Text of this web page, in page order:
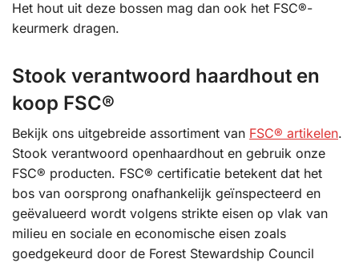
Het hout uit deze bossen mag dan ook het FSC®-
keurmerk dragen.
Stook verantwoord haardhout en
koop FSC®
Bekijk ons uitgebreide assortiment van FSC® artikelen.
Stook verantwoord openhaardhout en gebruik onze
FSC® producten. FSC® certificatie betekent dat het
bos van oorsprong onafhankelijk geïnspecteerd en
geëvalueerd wordt volgens strikte eisen op vlak van
milieu en sociale en economische eisen zoals
goedgekeurd door de Forest Stewardship Council